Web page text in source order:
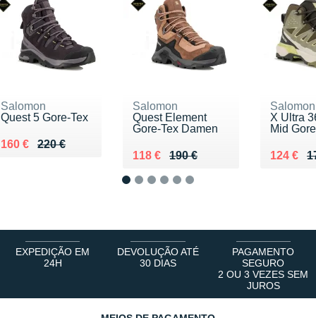
Salomon
Quest 5 Gore-Tex
220 €
Au lieu de 220 €
160 €
Vendu 160 €
Salomon
Quest Element
Gore-Tex Damen
190 €
Au lieu de 190 €
118 €
Vendu 118 €
Salomon
X Ultra
Mid
Au lieu
124 €
Vendu
EXPEDIÇÃO EM
24H
DEVOLUÇÃO ATÉ
30 DIAS
PAGAMENTO
SEGURO
2 OU 3 VEZES SEM
JUROS